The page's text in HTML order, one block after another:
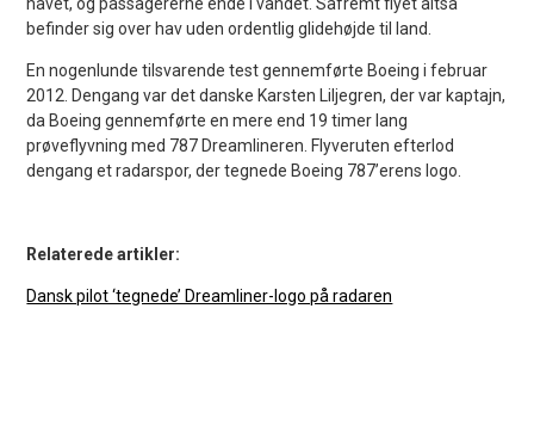
befinder sig over hav uden ordentlig glidehøjde til land.
En nogenlunde tilsvarende test gennemførte Boeing i februar
2012. Dengang var det danske Karsten Liljegren, der var kaptajn,
da Boeing gennemførte en mere end 19 timer lang
prøveflyvning med 787 Dreamlineren. Flyveruten efterlod
dengang et radarspor, der tegnede Boeing 787’erens logo.
Relaterede artikler:
Dansk pilot ‘tegnede’ Dreamliner-logo på radaren